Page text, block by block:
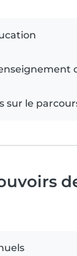
sur le